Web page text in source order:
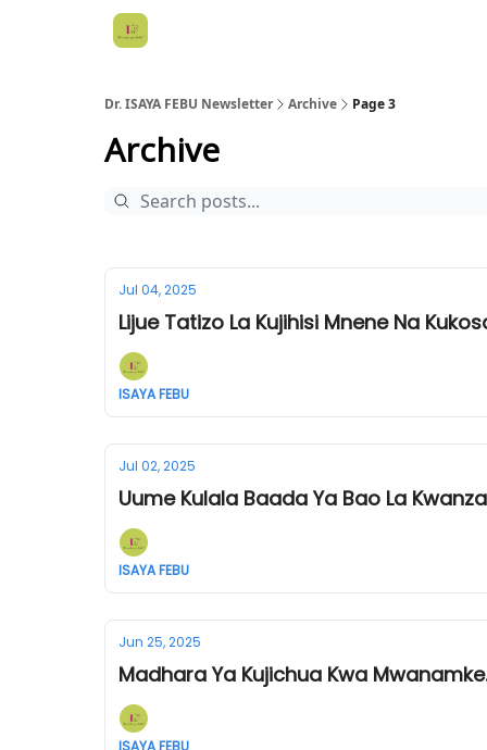
Dr. ISAYA FEBU Newsletter Archive Page 3
Archive
Jul 04, 2025
Lijue Tatizo La Kujihisi Mnene Na
ISAYA FEBU
Jul 02, 2025
Uume Kulala Baada Ya Bao La
ISAYA FEBU
Jun 25, 2025
Madhara Ya Kujichua Kwa Mwanamke.
ISAYA FEBU